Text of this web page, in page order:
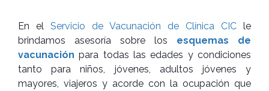
En el Servicio de Vacunación de Clínica CIC le
brindamos asesoría sobre los esquemas de
vacunación para todas las edades y condiciones
tanto para niños, jóvenes, adultos jóvenes y
mayores, viajeros y acorde con la ocupación que